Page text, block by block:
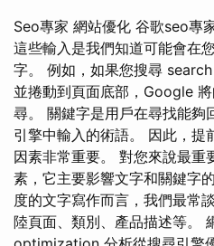
Seo專家 網站優化 谷歌seo專
這些輸入是我們知道可能會在
字。 例如，如果您搜尋
並捲動到頁面底部，Google
尋。 關鍵字是用戶在尋找能夠
引擎中輸入的術語。 因此，提
因素非常重要。 對您來說最重
素，它主要影響文字和關鍵字
度的文字寫作而言，我們最常
陸頁面、類別、產品描述等。